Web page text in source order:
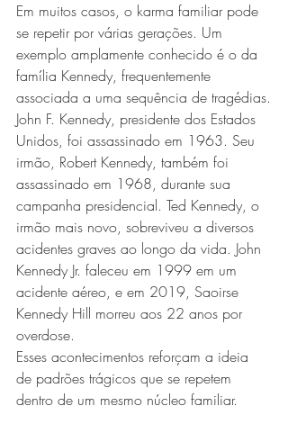
Em muitos casos, o karma familiar pode
se repetir por várias gerações. Um
exemplo amplamente conhecido é o da
família Kennedy, frequentemente
associada a uma sequência de tragédias.
John F. Kennedy, presidente dos Estados
Unidos, foi assassinado em 1963. Seu
irmão, Robert Kennedy, também foi
assassinado em 1968, durante sua
campanha presidencial. Ted Kennedy, o
irmão mais novo, sobreviveu a diversos
acidentes graves ao longo da vida. John
Kennedy Jr. faleceu em 1999 em um
acidente aéreo, e em 2019, Saoirse
Kennedy Hill morreu aos 22 anos por
overdose.
Esses acontecimentos reforçam a ideia
de padrões trágicos que se repetem
dentro de um mesmo núcleo familiar.